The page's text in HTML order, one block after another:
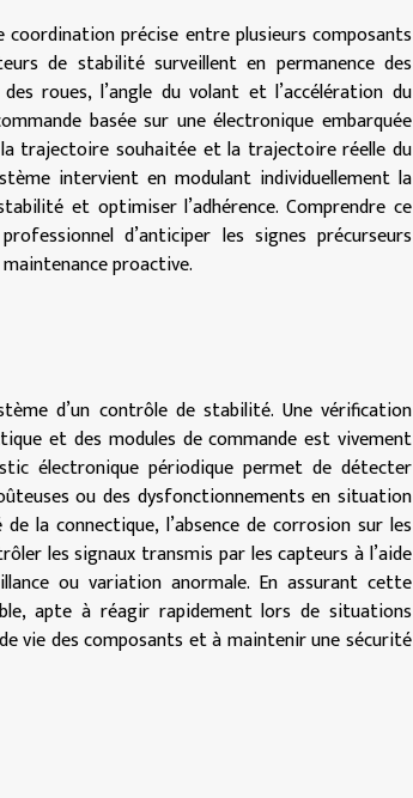
précise entre plusieurs composants
de stabilité surveillent en permanence des
roues, l’angle du volant et l’accélération du
basée sur une électronique embarquée
trajectoire souhaitée et la trajectoire réelle du
intervient en modulant individuellement la
et optimiser l’adhérence. Comprendre ce
d’anticiper les signes précurseurs
proactive.
d’un contrôle de stabilité. Une vérification
et des modules de commande est vivement
électronique périodique permet de détecter
ou des dysfonctionnements en situation
la connectique, l’absence de corrosion sur les
les signaux transmis par les capteurs à l’aide
ou variation anormale. En assurant cette
apte à réagir rapidement lors de situations
vie des composants et à maintenir une sécurité